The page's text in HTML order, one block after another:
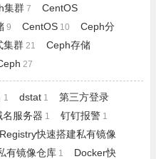
集群 7
CentOS
9 CentOS 10
Ceph分
集群 21 Ceph存储
27
1 dstat 1 第三方登录
名服务器 1 钉钉报警 1
快速搭建私有镜像
有镜像仓库 1
Docker快